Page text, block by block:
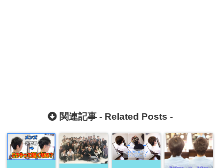
関連記事 - Related Posts -